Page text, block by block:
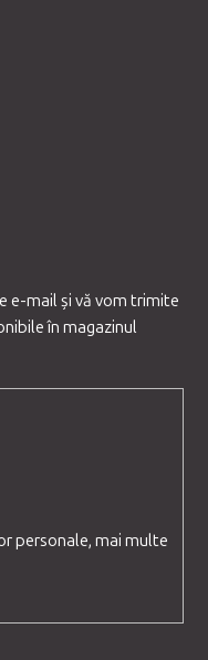
e-mail şi vă vom trimite
în magazinul
personale, mai multe